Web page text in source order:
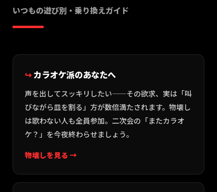
いつもの遊び別・乗り換えガイド
カラオケ派のあなたへ
声を出してスッキリしたい——その欲求、実は「叫
びながら皿を割る」方が数倍満たされます。物壊し
は歌わない人も全員参加。二次会の「またカラオ
ケ？」を今夜終わらせましょう。
物壊しを見る →